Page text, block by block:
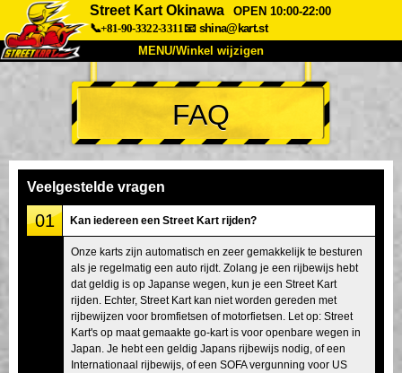
Street Kart Okinawa
OPEN 10:00-22:00
📞+81-90-3322-3311📧 shina@kart.st
MENU/Winkel wijzigen
TOP
Over Specificaties Prijzen
Bedrijf
Tokyo Shinagawa Tokyo Akihabara#1
Tokyo Akihabara#2 Tokyo Shibuya
Tokyo Shibuya Annex Tokyo Bay
Tokyo Asakusa Osaka
Okinawa
FAQ
Veelgestelde vragen
01 Kan iedereen een Street Kart rijden?
Onze karts zijn automatisch en zeer gemakkelijk te besturen
als je regelmatig een auto rijdt. Zolang je een rijbewijs hebt
dat geldig is op Japanse wegen, kun je een Street Kart
rijden. Echter, Street Kart kan niet worden gereden met
rijbewijzen voor bromfietsen of motorfietsen. Let op: Street
Kart's op maat gemaakte go-kart is voor openbare wegen in
Japan. Je hebt een geldig Japans rijbewijs nodig, of een
Internationaal rijbewijs, of een SOFA vergunning voor US